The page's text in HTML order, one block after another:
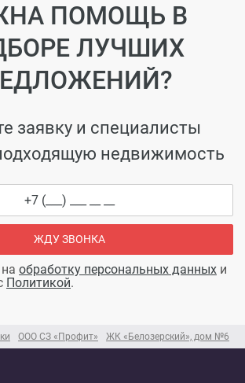
ООО СЗ «Профит» ЖК «Белозерский», дом №6
ПОМОЩЬ В
ЛУЧШИХ
заявку и специалисты
недвижимость
ЖДУ ЗВОНКА
обработку персональных данных и
Политикой.